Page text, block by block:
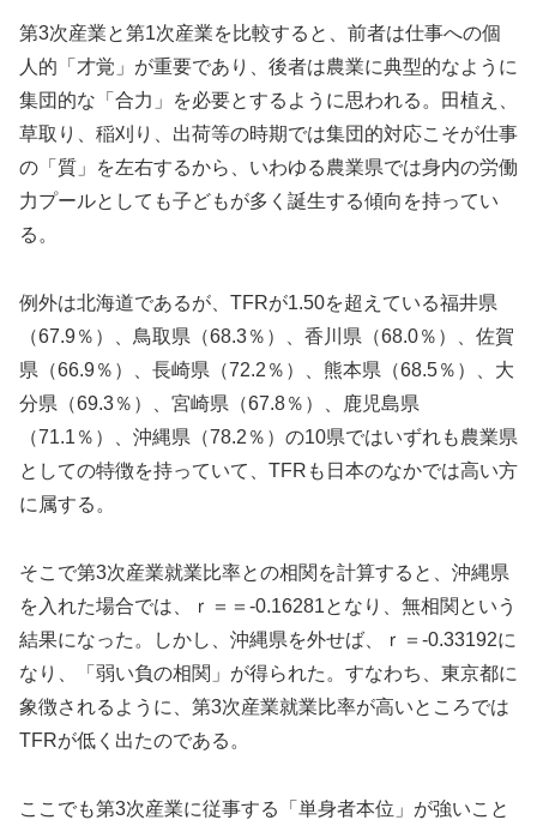
第3次産業と第1次産業を比較すると、前者は仕事への個
人的「才覚」が重要であり、後者は農業に典型的なように
集団的な「合力」を必要とするように思われる。田植え、
草取り、稲刈り、出荷等の時期では集団的対応こそが仕事
の「質」を左右するから、いわゆる農業県では身内の労働
力プールとしても子どもが多く誕生する傾向を持ってい
る。
例外は北海道であるが、TFRが1.50を超えている福井県
（67.9％）、鳥取県（68.3％）、香川県（68.0％）、佐賀
県（66.9％）、長崎県（72.2％）、熊本県（68.5％）、大
分県（69.3％）、宮崎県（67.8％）、鹿児島県
（71.1％）、沖縄県（78.2％）の10県ではいずれも農業県
としての特徴を持っていて、TFRも日本のなかでは高い方
に属する。
そこで第3次産業就業比率との相関を計算すると、沖縄県
を入れた場合では、ｒ＝＝-0.16281となり、無相関という
結果になった。しかし、沖縄県を外せば、ｒ＝-0.33192に
なり、「弱い負の相関」が得られた。すなわち、東京都に
象徴されるように、第3次産業就業比率が高いところでは
TFRが低く出たのである。
ここでも第3次産業に従事する「単身者本位」が強いこと